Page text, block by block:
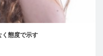
く態度で示す